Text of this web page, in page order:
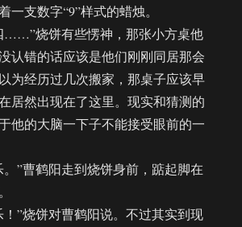
一支数字“9”样式的蜡烛。
烧饼有些愣神，那张小方桌他
认错的话应该是他们刚刚同居那会
为经历过几次搬家，那桌子应该早
居然出现在了这里。现实和猜测的
他的大脑一下子不能接受眼前的一
”曹鹤阳走到烧饼身前，踮起脚在
”烧饼对曹鹤阳说。不过其实到现